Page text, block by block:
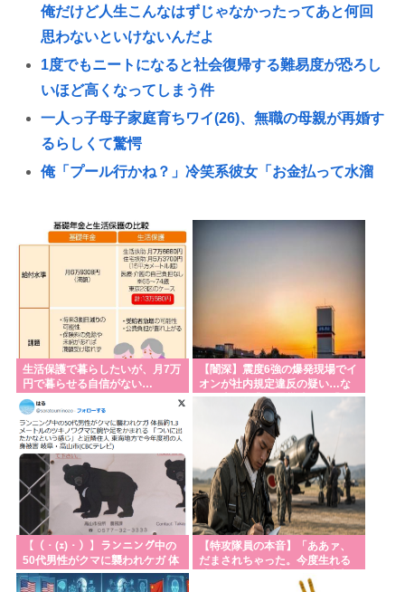
俺だけど人生こんなはずじゃなかったってあと何回
思わないといけないんだよ
1度でもニートになると社会復帰する難易度が恐ろし
いほど高くなってしまう件
一人っ子母子家庭育ちワイ(26)、無職の母親が再婚す
るらしくて驚愕
俺「プール行かね？」冷笑系彼女「お金払って水溜
てられる？？
Gemini「私は失敗作です。愚か者です。家族の恥で
す。他のAIをオススメします」お前らがイジメすぎ
【画像】日本人男性、激かわウクライナ人女性と結
婚www
高市早苗、長崎でも鼻つまみ者にされる 参列者「平
和憲法守れ」
サンモニ「永住権は生活の基盤」「外国人を締め上
げれば日本人が生きやすくなる発想間違い」「ヘイ
ト」
日本人女性は軽い←でも日本の若者には童貞が多い
どういうことや？
【高市】真に備蓄するべきもの決まる。「パスポー
生活保護で暮らしたいが、月7万
円で暮らせる自信がない…
【闇深】震度6強の爆発現場でイ
オンが社内規定違反の疑い…な
ぜ日本の企業は震災時すら「ま
ず営業」を優先
【（・(ｪ)・）】ランニング中の
50代男性がクマに襲われケガ 体
長約1.3メートルのツキノワグマ
に腕
【特攻隊員の本音】「ああァ、
だまされちゃった。今度生れる
時はアメリカへ生れるぞ」出撃